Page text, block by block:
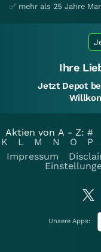
✅ mehr als 25 Jahre
Ihre
Jetzt Depot
Aktien von A - Z: #
K
L M N O P
Impressum
Unsere Apps: